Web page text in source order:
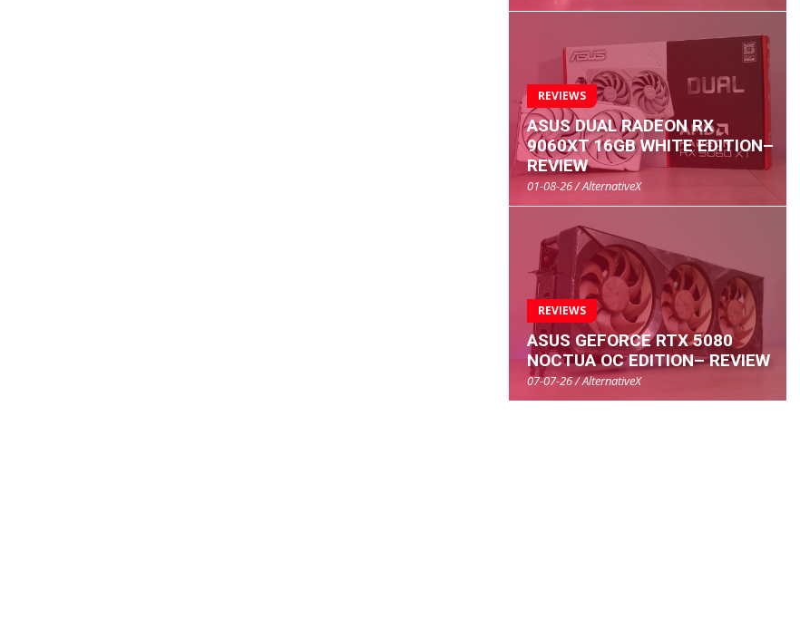
REVIEWS
ASUS DUAL RADEON RX
9060XT 16GB WHITE EDITION–
REVIEW
01-08-26 / AlternativeX
REVIEWS
ASUS GEFORCE RTX 5080
NOCTUA OC EDITION– REVIEW
07-07-26 / AlternativeX